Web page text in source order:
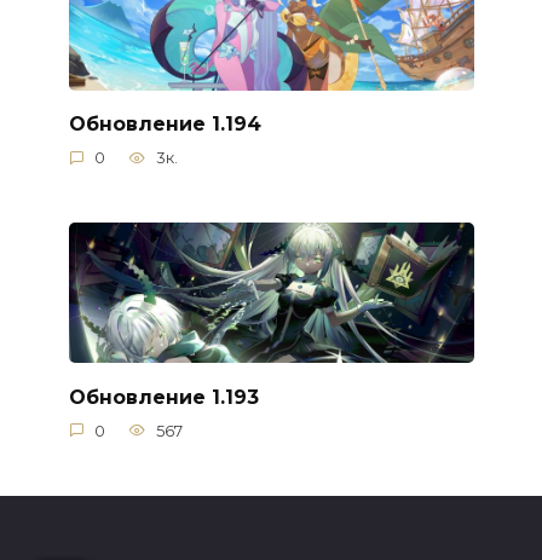
Обновление 1.194
0 3к.
Обновление 1.193
0 567